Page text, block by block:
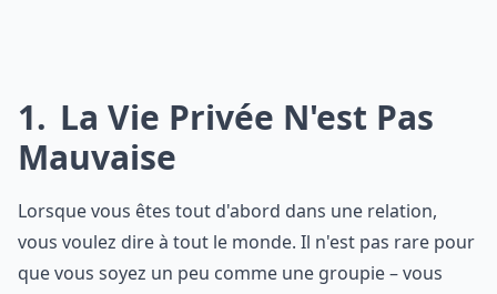
1
La Vie Privée N'est Pas
Mauvaise
Lorsque vous êtes tout d'abord dans une relation,
vous voulez dire à tout le monde. Il n'est pas rare pour
que vous soyez un peu comme une groupie – vous